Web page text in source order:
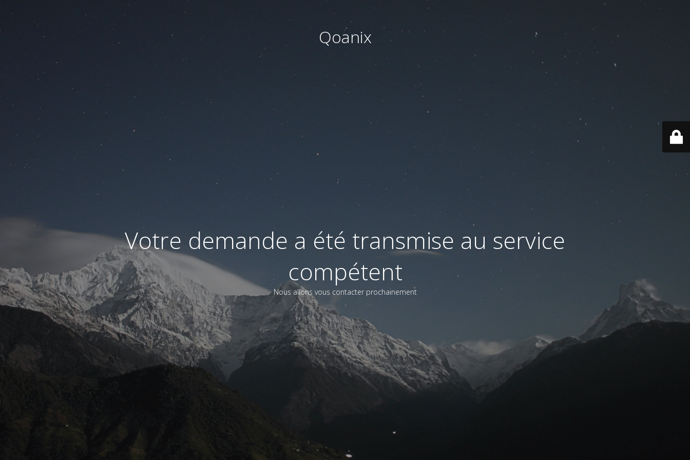
Qoanix
Votre demande a été transmise au service
compétent
Nous allons vous contacter prochainement